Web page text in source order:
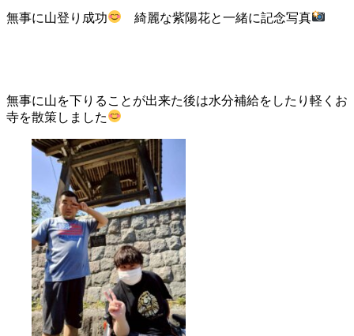
無事に山登り成功 綺麗な紫陽花と一緒に記念写真
無事に山を下りることが出来た後は水分補給をしたり軽くお
寺を散策しました